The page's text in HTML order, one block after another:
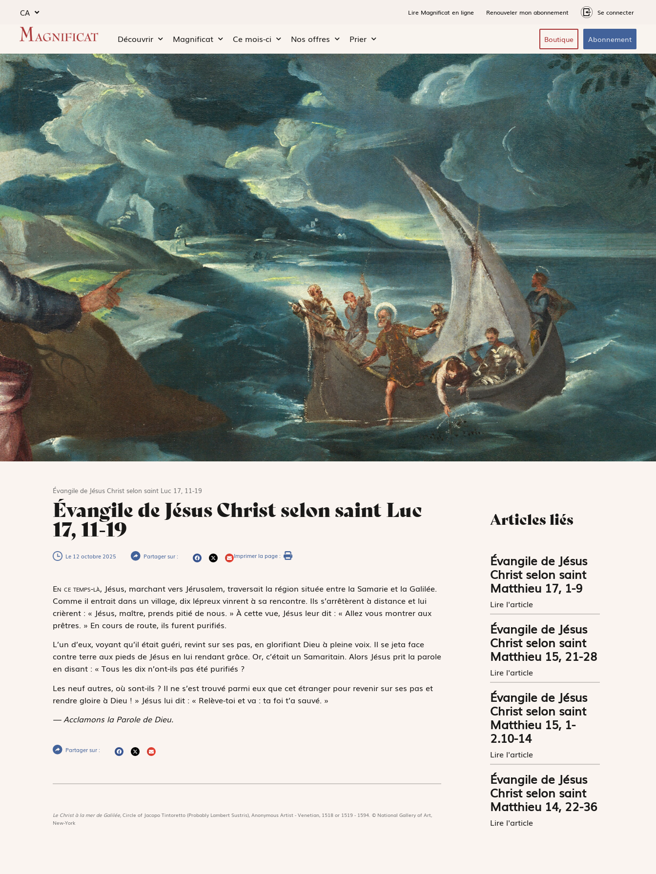
CA Lire Magnificat en ligne Renouveler mon abonnement Se connecter
Découvrir Magnificat Ce mois-ci Nos offres Prier Boutique Abonnement
Évangile de Jésus Christ selon saint Luc 17, 11-19
Évangile de Jésus Christ selon saint Luc
17, 11-19
Le 12 octobre 2025 Partager sur : Imprimer la page :
En ce temps-là, Jésus, marchant vers Jérusalem, traversait la région située entre la Samarie et la Galilée.
Comme il entrait dans un village, dix lépreux vinrent à sa rencontre. Ils s’arrêtèrent à distance et lui
crièrent : « Jésus, maître, prends pitié de nous. » À cette vue, Jésus leur dit : « Allez vous montrer aux
prêtres. » En cours de route, ils furent purifiés.
L’un d’eux, voyant qu’il était guéri, revint sur ses pas, en glorifiant Dieu à pleine voix. Il se jeta face
contre terre aux pieds de Jésus en lui rendant grâce. Or, c’était un Samaritain. Alors Jésus prit la parole
en disant : « Tous les dix n’ont-ils pas été purifiés ?
Les neuf autres, où sont-ils ? Il ne s’est trouvé parmi eux que cet étranger pour revenir sur ses pas et
rendre gloire à Dieu ! » Jésus lui dit : « Relève-toi et va : ta foi t’a sauvé. »
— Acclamons la Parole de Dieu.
Partager sur :
Le Christ à la mer de Galilée, Circle of Jacopo Tintoretto (Probably Lambert Sustris), Anonymous Artist - Venetian, 1518 or 1519 - 1594. © National Gallery of Art,
New-York
Articles liés
Évangile de Jésus
Christ selon saint
Matthieu 17, 1-9
Lire l'article
Évangile de Jésus
Christ selon saint
Matthieu 15, 21-28
Lire l'article
Évangile de Jésus
Christ selon saint
Matthieu 15, 1-
2.10-14
Lire l'article
Évangile de Jésus
Christ selon saint
Matthieu 14, 22-36
Lire l'article